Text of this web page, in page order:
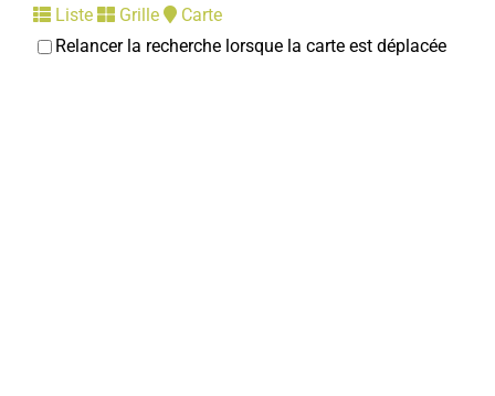
Liste
Grille
Carte
Relancer la recherche lorsque la carte est déplacée